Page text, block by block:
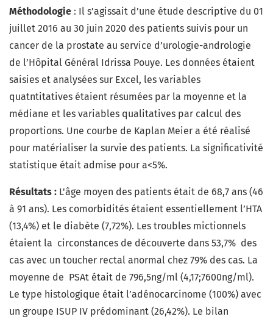
Méthodologie : Il s’agissait d’une étude descriptive du 01
juillet 2016 au 30 juin 2020 des patients suivis pour un
cancer de la prostate au service d’urologie-andrologie
de l’Hôpital Général Idrissa Pouye. Les données étaient
saisies et analysées sur Excel, les variables
quatntitatives étaient résumées par la moyenne et la
médiane et les variables qualitatives par calcul des
proportions. Une courbe de Kaplan Meier a été réalisé
pour matérialiser la survie des patients. La significativité
statistique était admise pour a<5%.
Résultats : L'âge moyen des patients était de 68,7 ans (46
à 91 ans). Les comorbidités étaient essentiellement l’HTA
(13,4%) et le diabète (7,72%). Les troubles mictionnels
étaient la circonstances de découverte dans 53,7% des
cas avec un toucher rectal anormal chez 79% des cas. La
moyenne de PSAt était de 796,5ng/ml (4,17;7600ng/ml).
Le type histologique était l’adénocarcinome (100%) avec
un groupe ISUP IV prédominant (26,42%). Le bilan